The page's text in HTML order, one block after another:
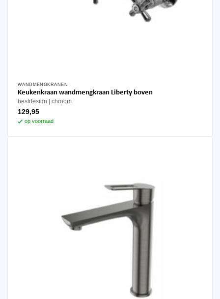
WANDMENGKRANEN
Keukenkraan wandmengkraan Liberty boven
bestdesign chroom
129,95
op voorraad